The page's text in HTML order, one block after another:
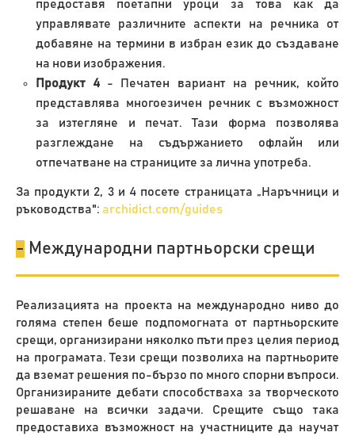
предоставя поетапни уроци за това как да
управлявате различните аспекти на речника от
добавяне на термини в избран език до създаване
на нови изображения.
Продукт 4 - Печатен вариант на речник, който
представлява многоезичен речник с възможност
за изтегляне и печат. Тази форма позволява
разглеждане на съдържанието офлайн или
отпечатване на страниците за лична употреба.
За продукти 2, 3 и 4 посете страницата „Наръчници и
ръководства": archidict.com/guides
- Международни партньорски срещи
Реализацията на проекта на международно ниво до
голяма степен беше подпомогната от партньорските
срещи, организирани няколко пъти през целия период
на програмата. Тези срещи позволиха на партньорите
да вземат решения по-бързо по много спорни въпроси.
Организираните дебати способстваха за творческото
решаване на всички задачи. Срещите също така
предоставиха възможност на участниците да научат